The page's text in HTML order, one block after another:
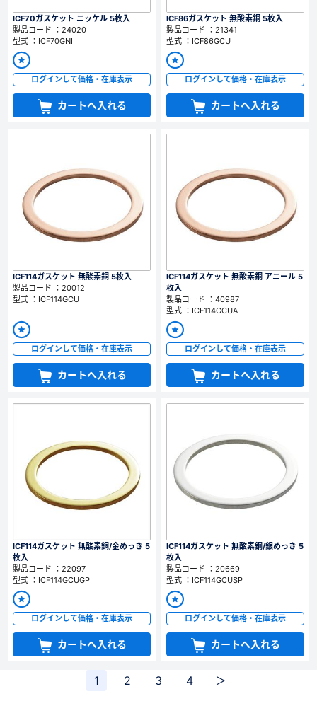
ICF70ガスケット ニッケル 5枚入
製品コード ：24020
型式 ：ICF70GNI
ログインして価格・在庫表示
カートへ入れる
ICF86ガスケット 無酸素銅 5枚入
製品コード ：21341
型式 ：ICF86GCU
ログインして価格・在庫表示
カートへ入れる
ICF114ガスケット 無酸素銅 5枚入
製品コード ：20012
型式 ：ICF114GCU
ログインして価格・在庫表示
カートへ入れる
ICF114ガスケット 無酸素銅 アニール 5
枚入
製品コード ：40987
型式 ：ICF114GCUA
ログインして価格・在庫表示
カートへ入れる
ICF114ガスケット 無酸素銅/金めっき 5
枚入
製品コード ：22097
型式 ：ICF114GCUGP
ログインして価格・在庫表示
カートへ入れる
ICF114ガスケット 無酸素銅/銀めっき 5
枚入
製品コード ：20669
型式 ：ICF114GCUSP
ログインして価格・在庫表示
カートへ入れる
1 2 3 4 ＞